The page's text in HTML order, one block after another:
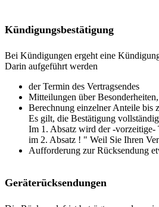
Kündigungsbestätigung
Bei Kündigungen ergeht eine
Darin aufgeführt werden
der Termin des Vertragsendes
Mitteilungen über
Berechnung einzelner Anteile bis
Es gilt, die Bestätigung
Im 1. Absatz wird der -vorzeitige-
im 2. Absatz ! " Weil Sie Ihren
Aufforderung zur Rücksendung
Geräterücksendungen